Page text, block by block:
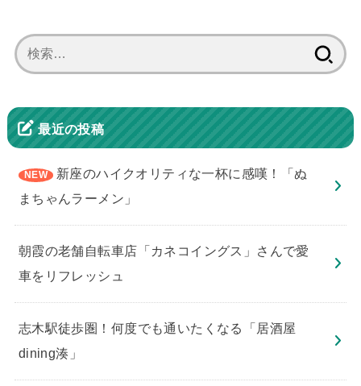
索:
最近の投稿
新座のハイクオリティな一杯に感嘆！「ぬ
まちゃんラーメン」
朝霞の老舗自転車店「カネコイングス」さんで愛
車をリフレッシュ
志木駅徒歩圏！何度でも通いたくなる「居酒屋
dining湊」